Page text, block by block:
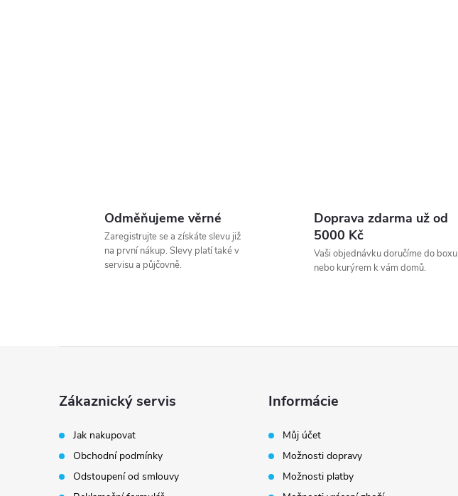
Odměňujeme věrné
Zaregistrujte se a získáte slevu již
na první nákup. Slevy platí také v
servisu a půjčovně.
Doprava zdarma už od
5000 Kč
Vaši objednávku doručíme do boxu
nebo kurýrem k vám domů.
Zákaznický servis
Jak nakupovat
Obchodní podmínky
Odstoupení od smlouvy
Informácie
Můj účet
Možnosti dopravy
Možnosti platby